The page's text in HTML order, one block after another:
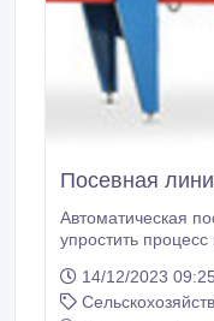
Посевная
Автоматическая посевная
упростить
кассет/час
выполняет:
14/12/2023 09:25